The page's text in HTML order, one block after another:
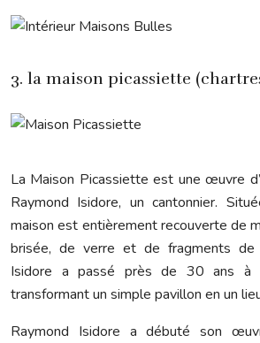
3. la maison picassiette
La Maison Picassiette est une œuvre
Raymond Isidore, un cantonnier.
maison est entièrement recouverte de
brisée, de verre et de fragments de
Isidore a passé près de 30 ans à
transformant un simple pavillon en un
Raymond Isidore a débuté son